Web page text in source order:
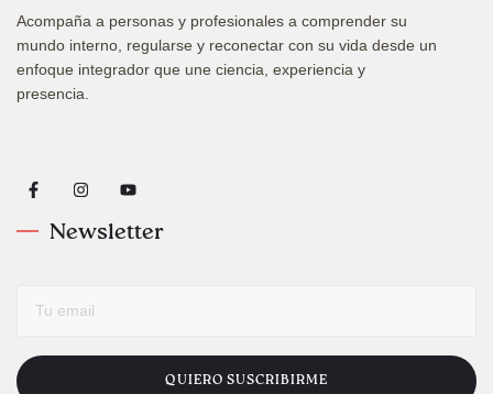
Acompaña a personas y profesionales a comprender su
mundo interno, regularse y reconectar con su vida desde un
enfoque integrador que une ciencia, experiencia y
presencia.
Newsletter
QUIERO SUSCRIBIRME